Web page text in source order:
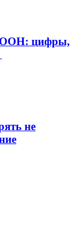
цифры,
не